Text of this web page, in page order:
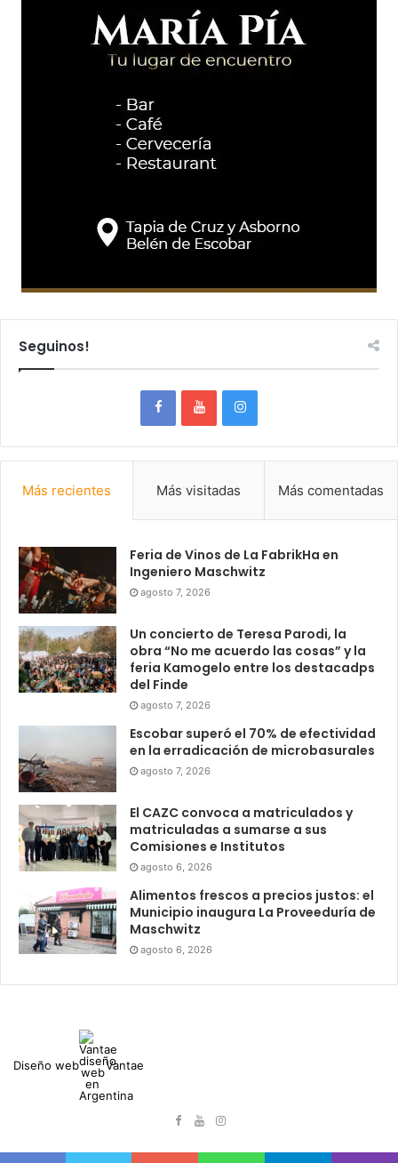
Seguinos!
Más recientes Más visitadas Más comentadas
Feria de Vinos de La FabrikHa en
Ingeniero Maschwitz
agosto 7, 2026
Un concierto de Teresa Parodi, la
obra “No me acuerdo las cosas” y la
feria Kamogelo entre los destacadps
del Finde
agosto 7, 2026
Escobar superó el 70% de efectividad
en la erradicación de microbasurales
agosto 7, 2026
El CAZC convoca a matriculados y
matriculadas a sumarse a sus
Comisiones e Institutos
agosto 6, 2026
Alimentos frescos a precios justos: el
Municipio inaugura La Proveeduría de
Maschwitz
agosto 6, 2026
Diseño web Vantae